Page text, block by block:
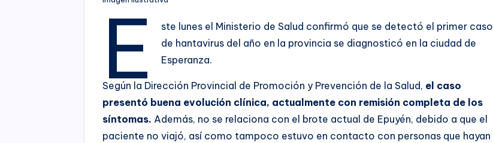
E
ste lunes el Ministerio de Salud confirmó que se detectó el primer caso
de hantavirus del año en la provincia se diagnosticó en la ciudad de
Esperanza.
Según la Dirección Provincial de Promoción y Prevención de la Salud, el caso
presentó buena evolución clínica, actualmente con remisión completa de los
síntomas. Además, no se relaciona con el brote actual de Epuyén, debido a que el
paciente no viajó, así como tampoco estuvo en contacto con personas que hayan